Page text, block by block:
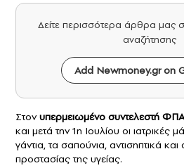
Δείτε περισσότερα άρθρα μας
αναζήτησης
Add Newmoney.gr on
Στονυπερμειωμένο συντελεστή ΦΠΑ
και μετά την 1η Ιουλίου οι ιατρικές
γάντια, τα σαπούνια, αντισηπτικά
προστασίας της υγείας.